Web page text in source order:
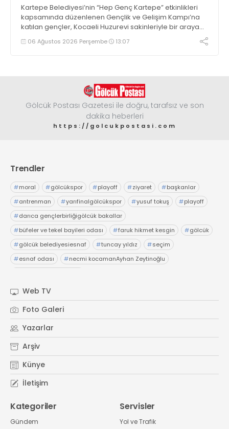
Kartepe Belediyesi’nin “Hep Genç Kartepe” etkinlikleri
kapsamında düzenlenen Gençlik ve Gelişim Kampı’na
katılan gençler, Kocaeli Huzurevi sakinleriyle bir araya
geldi06 Ağustos 2026 Perşembe 13:07
Gölcük Postası Gazetesi ile doğru, tarafsız ve son
dakika heberleri
https://golcukpostasi.com
Trendler
#moral #gölcükspor #playoff #ziyaret #başkanlar
#antrenman #yarıfinalgölcükspor #yusuf tokuş #playoff
#darıca gençlerbirliğigölcük bakallar
#büfeler ve tekel bayileri odası #faruk hikmet kesgin #gölcük
#gölcük belediyesiesnaf #tuncay yıldız #seçim
#esnaf odası #necmi kocamanAyhan Zeytinoğlu
Web TV
Foto Galeri
Yazarlar
Arşiv
Künye
İletişim
Kategoriler
Gündem
Servisler
Yol ve Trafik